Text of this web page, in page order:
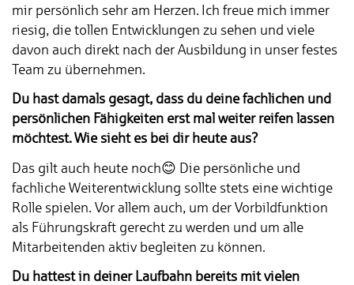
mir persönlich sehr am Herzen. Ich freue mich immer
riesig, die tollen Entwicklungen zu sehen und viele
davon auch direkt nach der Ausbildung in unser festes
Team zu übernehmen.
Du hast damals gesagt, dass du deine fachlichen und
persönlichen Fähigkeiten erst mal weiter reifen lassen
möchtest. Wie sieht es bei dir heute aus?
Das gilt auch heute noch😊 Die persönliche und
fachliche Weiterentwicklung sollte stets eine wichtige
Rolle spielen. Vor allem auch, um der Vorbildfunktion
als Führungskraft gerecht zu werden und um alle
Mitarbeitenden aktiv begleiten zu können.
Du hattest in deiner Laufbahn bereits mit vielen